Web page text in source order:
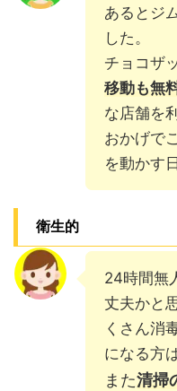
あるとジ
した。
チョコザ
移動も無
な店舗を
おかげで
を動かす
衛生的
24時間無
丈夫かと
くさん消
になる方
また清掃